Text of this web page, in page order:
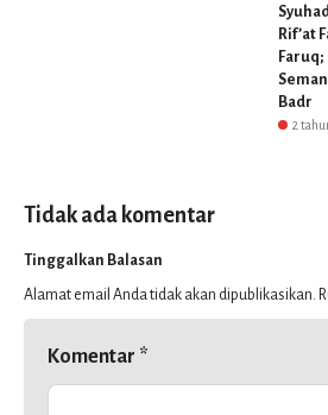
Rif’at
Badr
2
Tidak ada komentar
Tinggalkan Balasan
Alamat email Anda tidak akan dipublikasikan.
Komentar *